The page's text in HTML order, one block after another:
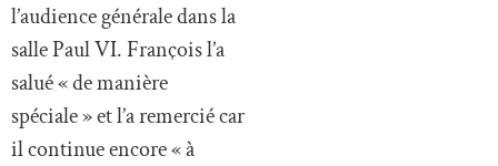
l’audience générale dans la
salle Paul VI. François l’a
salué « de manière
spéciale » et l’a remercié car
il continue encore « à